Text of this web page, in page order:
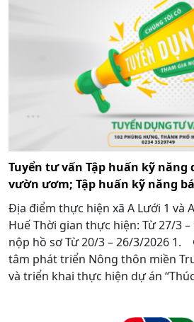
Tuyển tư vấn Tập huấn kỹ năng
vườn ươm; Tập huấn kỹ năng
Địa điểm thực hiện xã A Lưới 1 và
Huế Thời gian thực hiện: Từ 27/3
nộp hồ sơ Từ 20/3 – 26/3/2026 1.
tâm phát triển Nông thôn miền
và triển khai thực hiện dự án